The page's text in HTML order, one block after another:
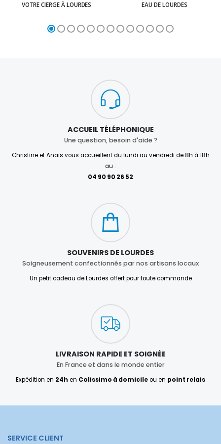
VOTRE CIERGE À LOURDES EAU DE LOURDES
ACCUEIL TÉLÉPHONIQUE
Une question, besoin d'aide ?
Christine et Anaïs vous accueillent du lundi au vendredi de 8h à 18h
au :
04 90 90 26 52
SOUVENIRS DE LOURDES
Soigneusement confectionnés par nos artisans locaux
Un petit cadeau de Lourdes offert pour toute commande
LIVRAISON RAPIDE ET SOIGNÉE
En France et dans le monde entier
Expédition en 24h en Colissimo à domicileou en point relais
SERVICE CLIENT